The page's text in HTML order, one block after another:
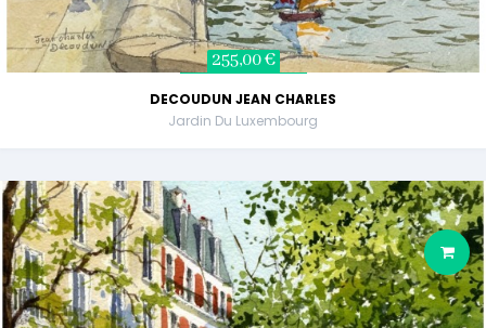
255,00 €
DECOUDUN JEAN CHARLES
Jardin Du Luxembourg